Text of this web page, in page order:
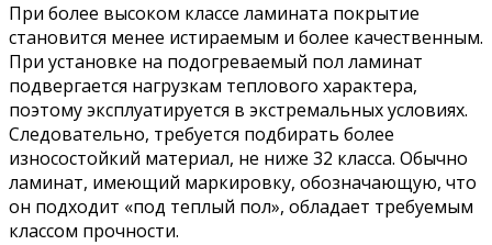
При более высоком классе ламината покрытие
становится менее истираемым и более качественным.
При установке на подогреваемый пол ламинат
подвергается нагрузкам теплового характера,
поэтому эксплуатируется в экстремальных условиях.
Следовательно, требуется подбирать более
износостойкий материал, не ниже 32 класса. Обычно
ламинат, имеющий маркировку, обозначающую, что
он подходит «под теплый пол», обладает требуемым
классом прочности.